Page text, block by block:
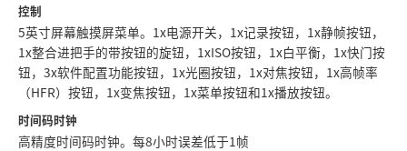
控制
5英寸屏幕触摸屏菜单。1x电源开关，1x记录按钮，1x静帧按钮，
1x整合进把手的带按钮的旋钮，1xISO按钮，1x白平衡，1x快门按
钮，3x软件配置功能按钮，1x光圈按钮，1x对焦按钮，1x高帧率
（HFR）按钮，1x变焦按钮，1x菜单按钮和1x播放按钮。
时间码时钟
高精度时间码时钟。每8小时误差低于1帧